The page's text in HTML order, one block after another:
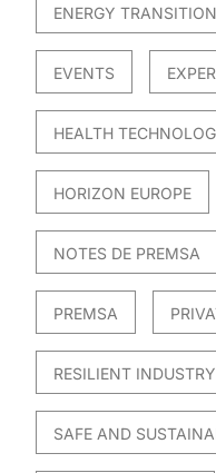
ENERGY
EVENTS
HEALTH
HORIZON EUROPE
NOTES DE PREMSA
PREMSA
RESILIENT INDUSTRY
SAFE AND